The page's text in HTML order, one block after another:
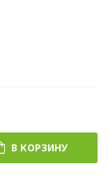
В КОРЗИНУ